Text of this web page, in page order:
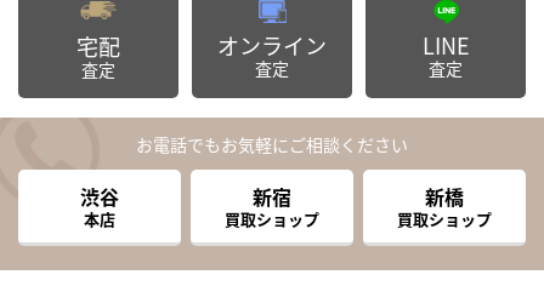
宅配
査定
オンライン
査定
LINE
査定
お電話でもお気軽にご相談ください
渋谷
本店
新宿
買取ショップ
新橋
買取ショップ